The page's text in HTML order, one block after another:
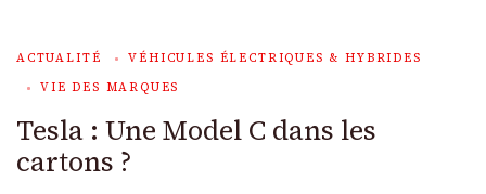
ACTUALITÉ
VÉHICULES ÉLECTRIQUES & HYBRIDES
VIE DES MARQUES
Tesla : Une Model C dans les
cartons ?